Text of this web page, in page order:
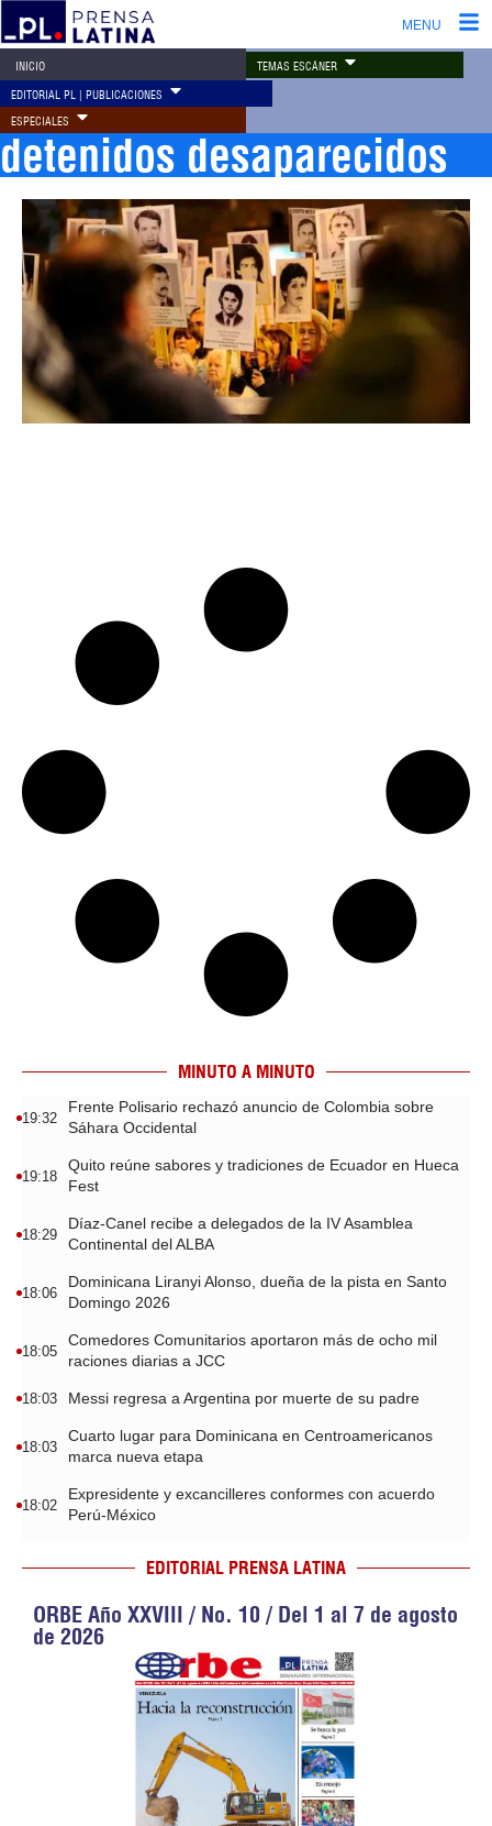
MENU
INICIO TEMAS ESCÁNER
EDITORIAL PL | PUBLICACIONES
ESPECIALES
detenidos desaparecidos
MINUTO A MINUTO
19:32
Frente Polisario rechazó anuncio de Colombia sobre
Sáhara Occidental
19:18
Quito reúne sabores y tradiciones de Ecuador en Hueca
Fest
18:29
Díaz-Canel recibe a delegados de la IV Asamblea
Continental del ALBA
18:06
Dominicana Liranyi Alonso, dueña de la pista en Santo
Domingo 2026
18:05
Comedores Comunitarios aportaron más de ocho mil
raciones diarias a JCC
18:03 Messi regresa a Argentina por muerte de su padre
18:03
Cuarto lugar para Dominicana en Centroamericanos
marca nueva etapa
18:02
Expresidente y excancilleres conformes con acuerdo
Perú-México
EDITORIAL PRENSA LATINA
ORBE Año XXVIII / No. 10 / Del 1 al 7 de agosto
de 2026